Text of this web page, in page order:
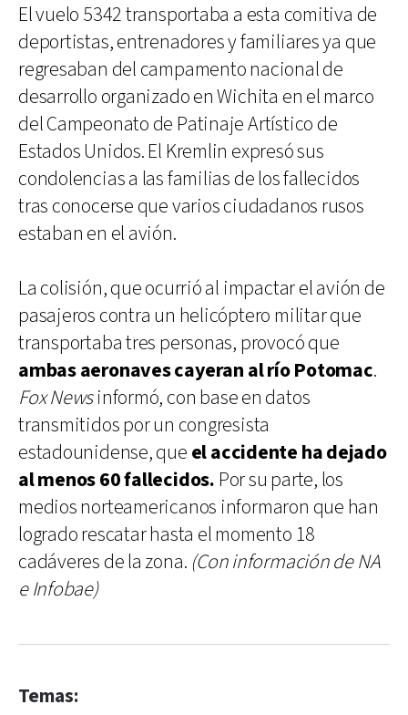
El vuelo 5342 transportaba a esta comitiva de
deportistas, entrenadores y familiares ya que
regresaban del campamento nacional de
desarrollo organizado en Wichita en el marco
del Campeonato de Patinaje Artístico de
Estados Unidos. El Kremlin expresó sus
condolencias a las familias de los fallecidos
tras conocerse que varios ciudadanos rusos
estaban en el avión.
La colisión, que ocurrió al impactar el avión de
pasajeros contra un helicóptero militar que
transportaba tres personas, provocó que
ambas aeronaves cayeran al río Potomac.
Fox Newsinformó, con base en datos
transmitidos por un congresista
estadounidense, que el accidente ha dejado
al menos 60 fallecidos. Por su parte, los
medios norteamericanos informaron que han
logrado rescatar hasta el momento 18
cadáveres de la zona. (Con información de NA
e Infobae)
Temas: